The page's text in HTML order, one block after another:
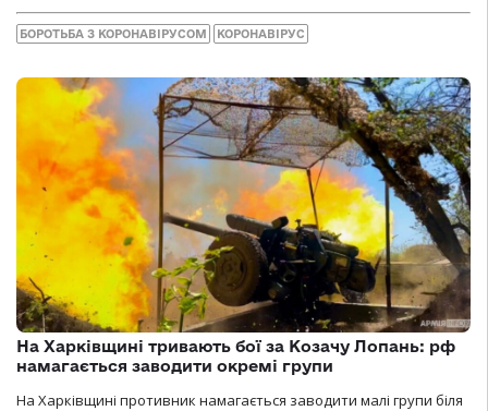
БОРОТЬБА З КОРОНАВІРУСОМ КОРОНАВІРУС
На Харківщині тривають бої за Козачу Лопань: рф
намагається заводити окремі групи
На Харківщині противник намагається заводити малі групи біля